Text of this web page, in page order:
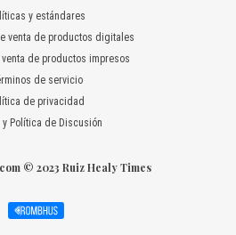
y estándares
venta de productos digitales
de productos impresos
de servicio
de privacidad
y Política de Discusión
© 2023 Ruiz Healy Times